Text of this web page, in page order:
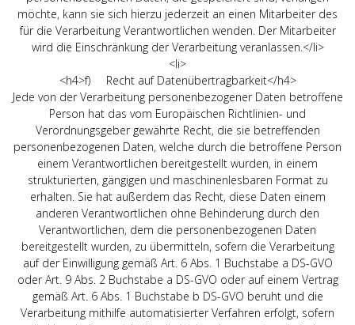
möchte, kann sie sich hierzu jederzeit an einen Mitarbeiter des
für die Verarbeitung Verantwortlichen wenden. Der Mitarbeiter
wird die Einschränkung der Verarbeitung veranlassen.</li>
<li>
<h4>f) Recht auf Datenübertragbarkeit</h4>
Jede von der Verarbeitung personenbezogener Daten betroffene
Person hat das vom Europäischen Richtlinien- und
Verordnungsgeber gewährte Recht, die sie betreffenden
personenbezogenen Daten, welche durch die betroffene Person
einem Verantwortlichen bereitgestellt wurden, in einem
strukturierten, gängigen und maschinenlesbaren Format zu
erhalten. Sie hat außerdem das Recht, diese Daten einem
anderen Verantwortlichen ohne Behinderung durch den
Verantwortlichen, dem die personenbezogenen Daten
bereitgestellt wurden, zu übermitteln, sofern die Verarbeitung
auf der Einwilligung gemäß Art. 6 Abs. 1 Buchstabe a DS-GVO
oder Art. 9 Abs. 2 Buchstabe a DS-GVO oder auf einem Vertrag
gemäß Art. 6 Abs. 1 Buchstabe b DS-GVO beruht und die
Verarbeitung mithilfe automatisierter Verfahren erfolgt, sofern